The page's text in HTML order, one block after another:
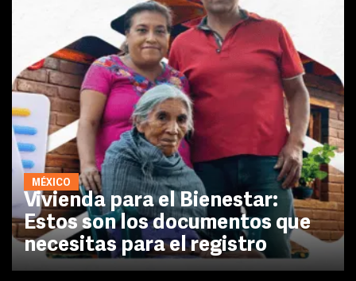
MÉXICO
Vivienda para el Bienestar:
Estos son los documentos que
necesitas para el registro